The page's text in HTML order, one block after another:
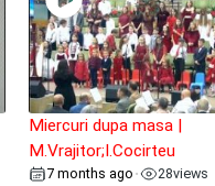
Miercuri dupa masa |
M.Vrajitor;I.Cocirteu
7 months ago • 28views